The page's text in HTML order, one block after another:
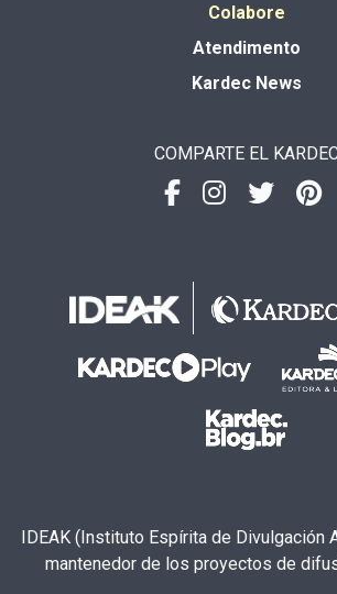
Colabore
Atendimento
Kardec News
COMPARTE EL
IDEAK (Instituto Espírita de Divulgación
mantenedor de los proyectos de